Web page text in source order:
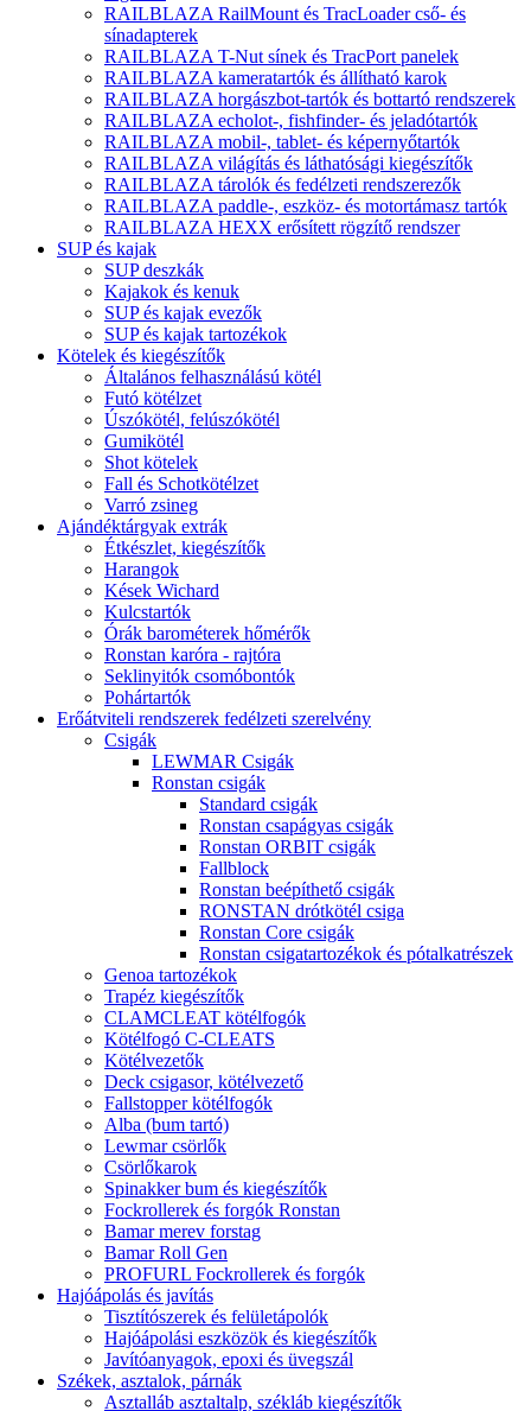
RAILBLAZA RailMount és TracLoader cső- és
sínadapterek
RAILBLAZA T-Nut sínek és TracPort panelek
RAILBLAZA kameratartók és állítható karok
RAILBLAZA horgászbot-tartók és bottartó rendszerek
RAILBLAZA echolot-, fishfinder- és jeladótartók
RAILBLAZA mobil-, tablet- és képernyőtartók
RAILBLAZA világítás és láthatósági kiegészítők
RAILBLAZA tárolók és fedélzeti rendszerezők
RAILBLAZA paddle-, eszköz- és motortámasz tartók
RAILBLAZA HEXX erősített rögzítő rendszer
SUP és kajak
SUP deszkák
Kajakok és kenuk
SUP és kajak evezők
SUP és kajak tartozékok
Kötelek és kiegészítők
Általános felhasználású kötél
Futó kötélzet
Úszókötél, felúszókötél
Gumikötél
Shot kötelek
Fall és Schotkötélzet
Varró zsineg
Ajándéktárgyak extrák
Étkészlet, kiegészítők
Harangok
Kések Wichard
Kulcstartók
Órák barométerek hőmérők
Ronstan karóra - rajtóra
Seklinyitók csomóbontók
Pohártartók
Erőátviteli rendszerek fedélzeti szerelvény
Csigák
LEWMAR Csigák
Ronstan csigák
Standard csigák
Ronstan csapágyas csigák
Ronstan ORBIT csigák
Fallblock
Ronstan beépíthető csigák
RONSTAN drótkötél csiga
Ronstan Core csigák
Ronstan csigatartozékok és pótalkatrészek
Genoa tartozékok
Trapéz kiegészítők
CLAMCLEAT kötélfogók
Kötélfogó C-CLEATS
Kötélvezetők
Deck csigasor, kötélvezető
Fallstopper kötélfogók
Alba (bum tartó)
Lewmar csörlők
Csörlőkarok
Spinakker bum és kiegészítők
Fockrollerek és forgók Ronstan
Bamar merev forstag
Bamar Roll Gen
PROFURL Fockrollerek és forgók
Hajóápolás és javítás
Tisztítószerek és felületápolók
Hajóápolási eszközök és kiegészítők
Javítóanyagok, epoxi és üvegszál
Székek, asztalok, párnák
Asztalláb asztaltalp, székláb kiegészítők